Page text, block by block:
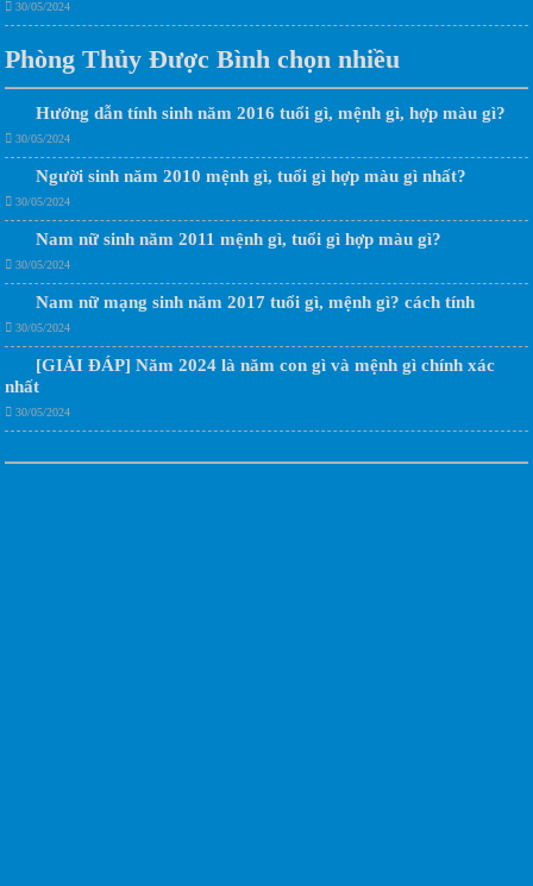
30/05/2024
Phòng Thủy Được Bình chọn nhiều
Hướng dẫn tính sinh năm 2016 tuổi gì, mệnh gì, hợp màu gì?
30/05/2024
Người sinh năm 2010 mệnh gì, tuổi gì hợp màu gì nhất?
30/05/2024
Nam nữ sinh năm 2011 mệnh gì, tuổi gì hợp màu gì?
30/05/2024
Nam nữ mạng sinh năm 2017 tuổi gì, mệnh gì? cách tính
30/05/2024
[GIẢI ĐÁP] Năm 2024 là năm con gì và mệnh gì chính xác
nhất
30/05/2024